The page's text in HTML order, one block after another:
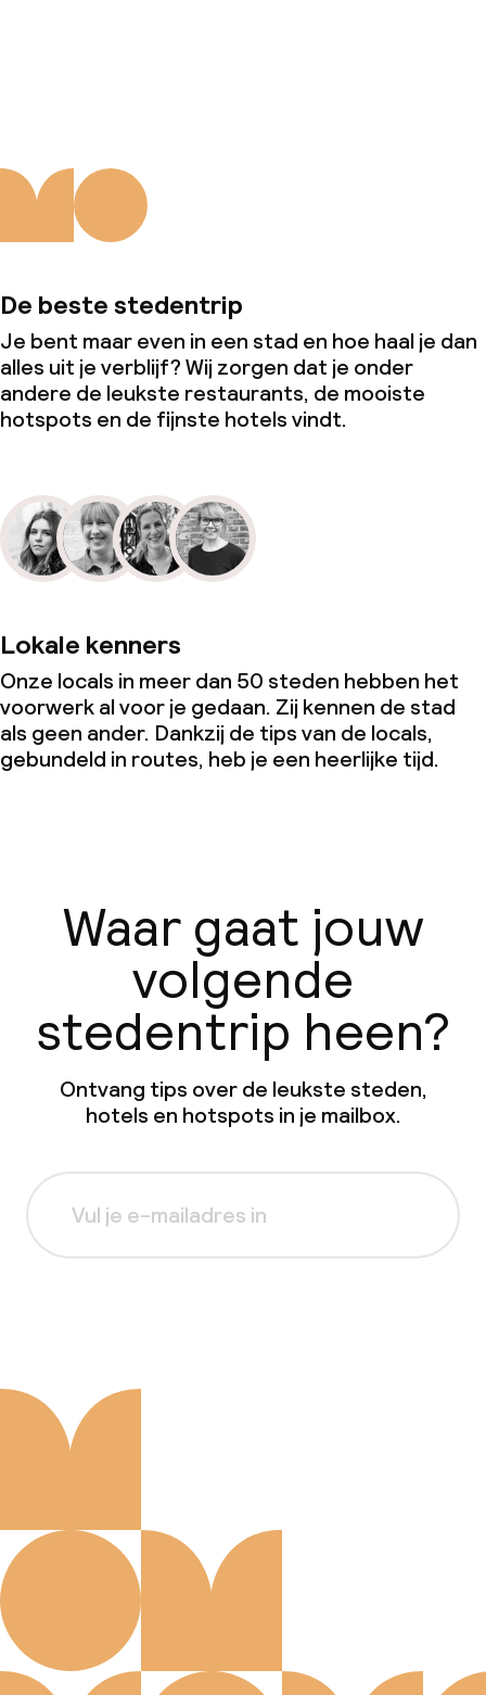
De beste stedentrip
Je bent maar even in een stad en hoe haal je dan
alles uit je verblijf? Wij zorgen dat je onder
andere de leukste restaurants, de mooiste
hotspots en de fijnste hotels vindt.
Lokale kenners
Onze locals in meer dan 50 steden hebben het
voorwerk al voor je gedaan. Zij kennen de stad
als geen ander. Dankzij de tips van de locals,
gebundeld in routes, heb je een heerlijke tijd.
Waar gaat jouw
volgende
stedentrip heen?
Ontvang tips over de leukste steden,
hotels en hotspots in je mailbox.